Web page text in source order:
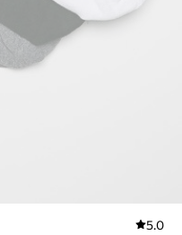
5.0